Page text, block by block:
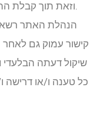
הנהלת האתר
קישור עמוק גם
שיקול דעתה
כל טענה ו/או דרישה